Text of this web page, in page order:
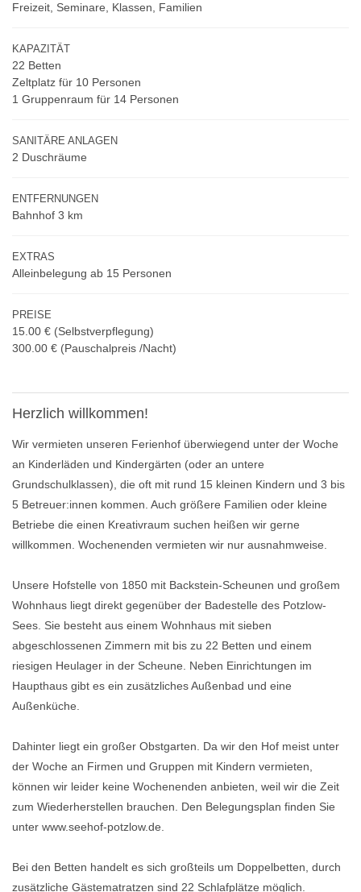
Freizeit, Seminare, Klassen, Familien
KAPAZITÄT
22 Betten
Zeltplatz für 10 Personen
1 Gruppenraum für 14 Personen
SANITÄRE ANLAGEN
2 Duschräume
ENTFERNUNGEN
Bahnhof 3 km
EXTRAS
Alleinbelegung ab 15 Personen
PREISE
15.00 € (Selbstverpflegung)
300.00 € (Pauschalpreis /Nacht)
Herzlich willkommen!
Wir vermieten unseren Ferienhof überwiegend unter der Woche
an Kinderläden und Kindergärten (oder an untere
Grundschulklassen), die oft mit rund 15 kleinen Kindern und 3 bis
5 Betreuer:innen kommen. Auch größere Familien oder kleine
Betriebe die einen Kreativraum suchen heißen wir gerne
willkommen. Wochenenden vermieten wir nur ausnahmweise.
Unsere Hofstelle von 1850 mit Backstein-Scheunen und großem
Wohnhaus liegt direkt gegenüber der Badestelle des Potzlow-
Sees. Sie besteht aus einem Wohnhaus mit sieben
abgeschlossenen Zimmern mit bis zu 22 Betten und einem
riesigen Heulager in der Scheune. Neben Einrichtungen im
Haupthaus gibt es ein zusätzliches Außenbad und eine
Außenküche.
Dahinter liegt ein großer Obstgarten. Da wir den Hof meist unter
der Woche an Firmen und Gruppen mit Kindern vermieten,
können wir leider keine Wochenenden anbieten, weil wir die Zeit
zum Wiederherstellen brauchen. Den Belegungsplan finden Sie
unter www.seehof-potzlow.de.
Bei den Betten handelt es sich großteils um Doppelbetten, durch
zusätzliche Gästematratzen sind 22 Schlafplätze möglich.